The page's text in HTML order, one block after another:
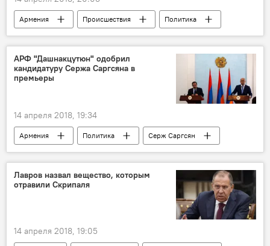
Армения Происшествия
Политика
Пашинян Никол
радио
акция протеста
оппозиция
АРФ "Дашнакцутюн" одобрил
кандидатуру Сержа Саргсяна в
премьеры
14 апреля 2018, 19:34
Армения Политика
Серж Саргсян
Республиканская партия Армении
Премьер
Лавров назвал вещество, которым
отравили Скрипаля
14 апреля 2018, 19:05